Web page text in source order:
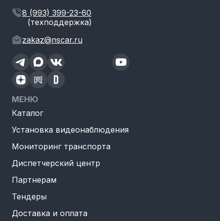
8 (993) 399-23-60
(техподдержка)
zakaz@nscar.ru
МЕНЮ
Каталог
Установка видеонаблюдения
Мониторинг транспорта
Диспетчерский центр
Партнерам
Тендеры
Доставка и оплата